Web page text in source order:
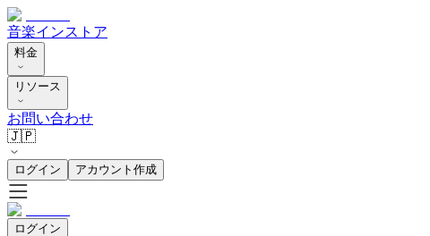
音楽インストア
料金
リソース
お問い合わせ
🇯🇵
ログイン アカウント作成
ログイン